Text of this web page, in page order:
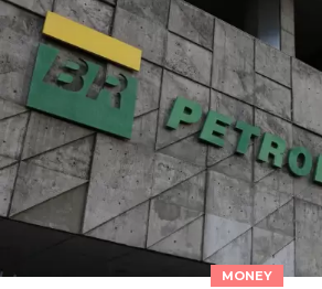
MONEY